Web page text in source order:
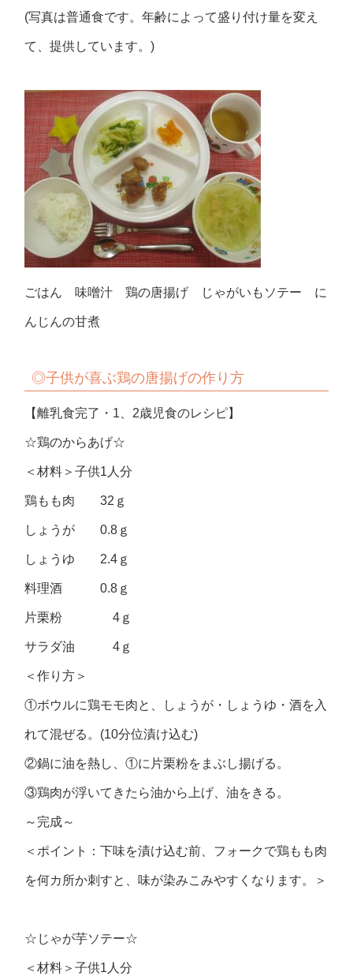
(写真は普通食です。年齢によって盛り付け量を変え
て、提供しています。)
ごはん 味噌汁 鶏の唐揚げ じゃがいもソテー に
んじんの甘煮
◎子供が喜ぶ鶏の唐揚げの作り方
【離乳食完了・1、2歳児食のレシピ】
☆鶏のからあげ☆
＜材料＞子供1人分
鶏もも肉 32ｇ
しょうが 0.8ｇ
しょうゆ 2.4ｇ
料理酒 0.8ｇ
片栗粉 4ｇ
サラダ油 4ｇ
＜作り方＞
①ボウルに鶏モモ肉と、しょうが・しょうゆ・酒を入
れて混ぜる。(10分位漬け込む)
②鍋に油を熱し、①に片栗粉をまぶし揚げる。
③鶏肉が浮いてきたら油から上げ、油をきる。
～完成～
＜ポイント：下味を漬け込む前、フォークで鶏もも肉
を何カ所か刺すと、味が染みこみやすくなります。＞
☆じゃが芋ソテー☆
＜材料＞子供1人分